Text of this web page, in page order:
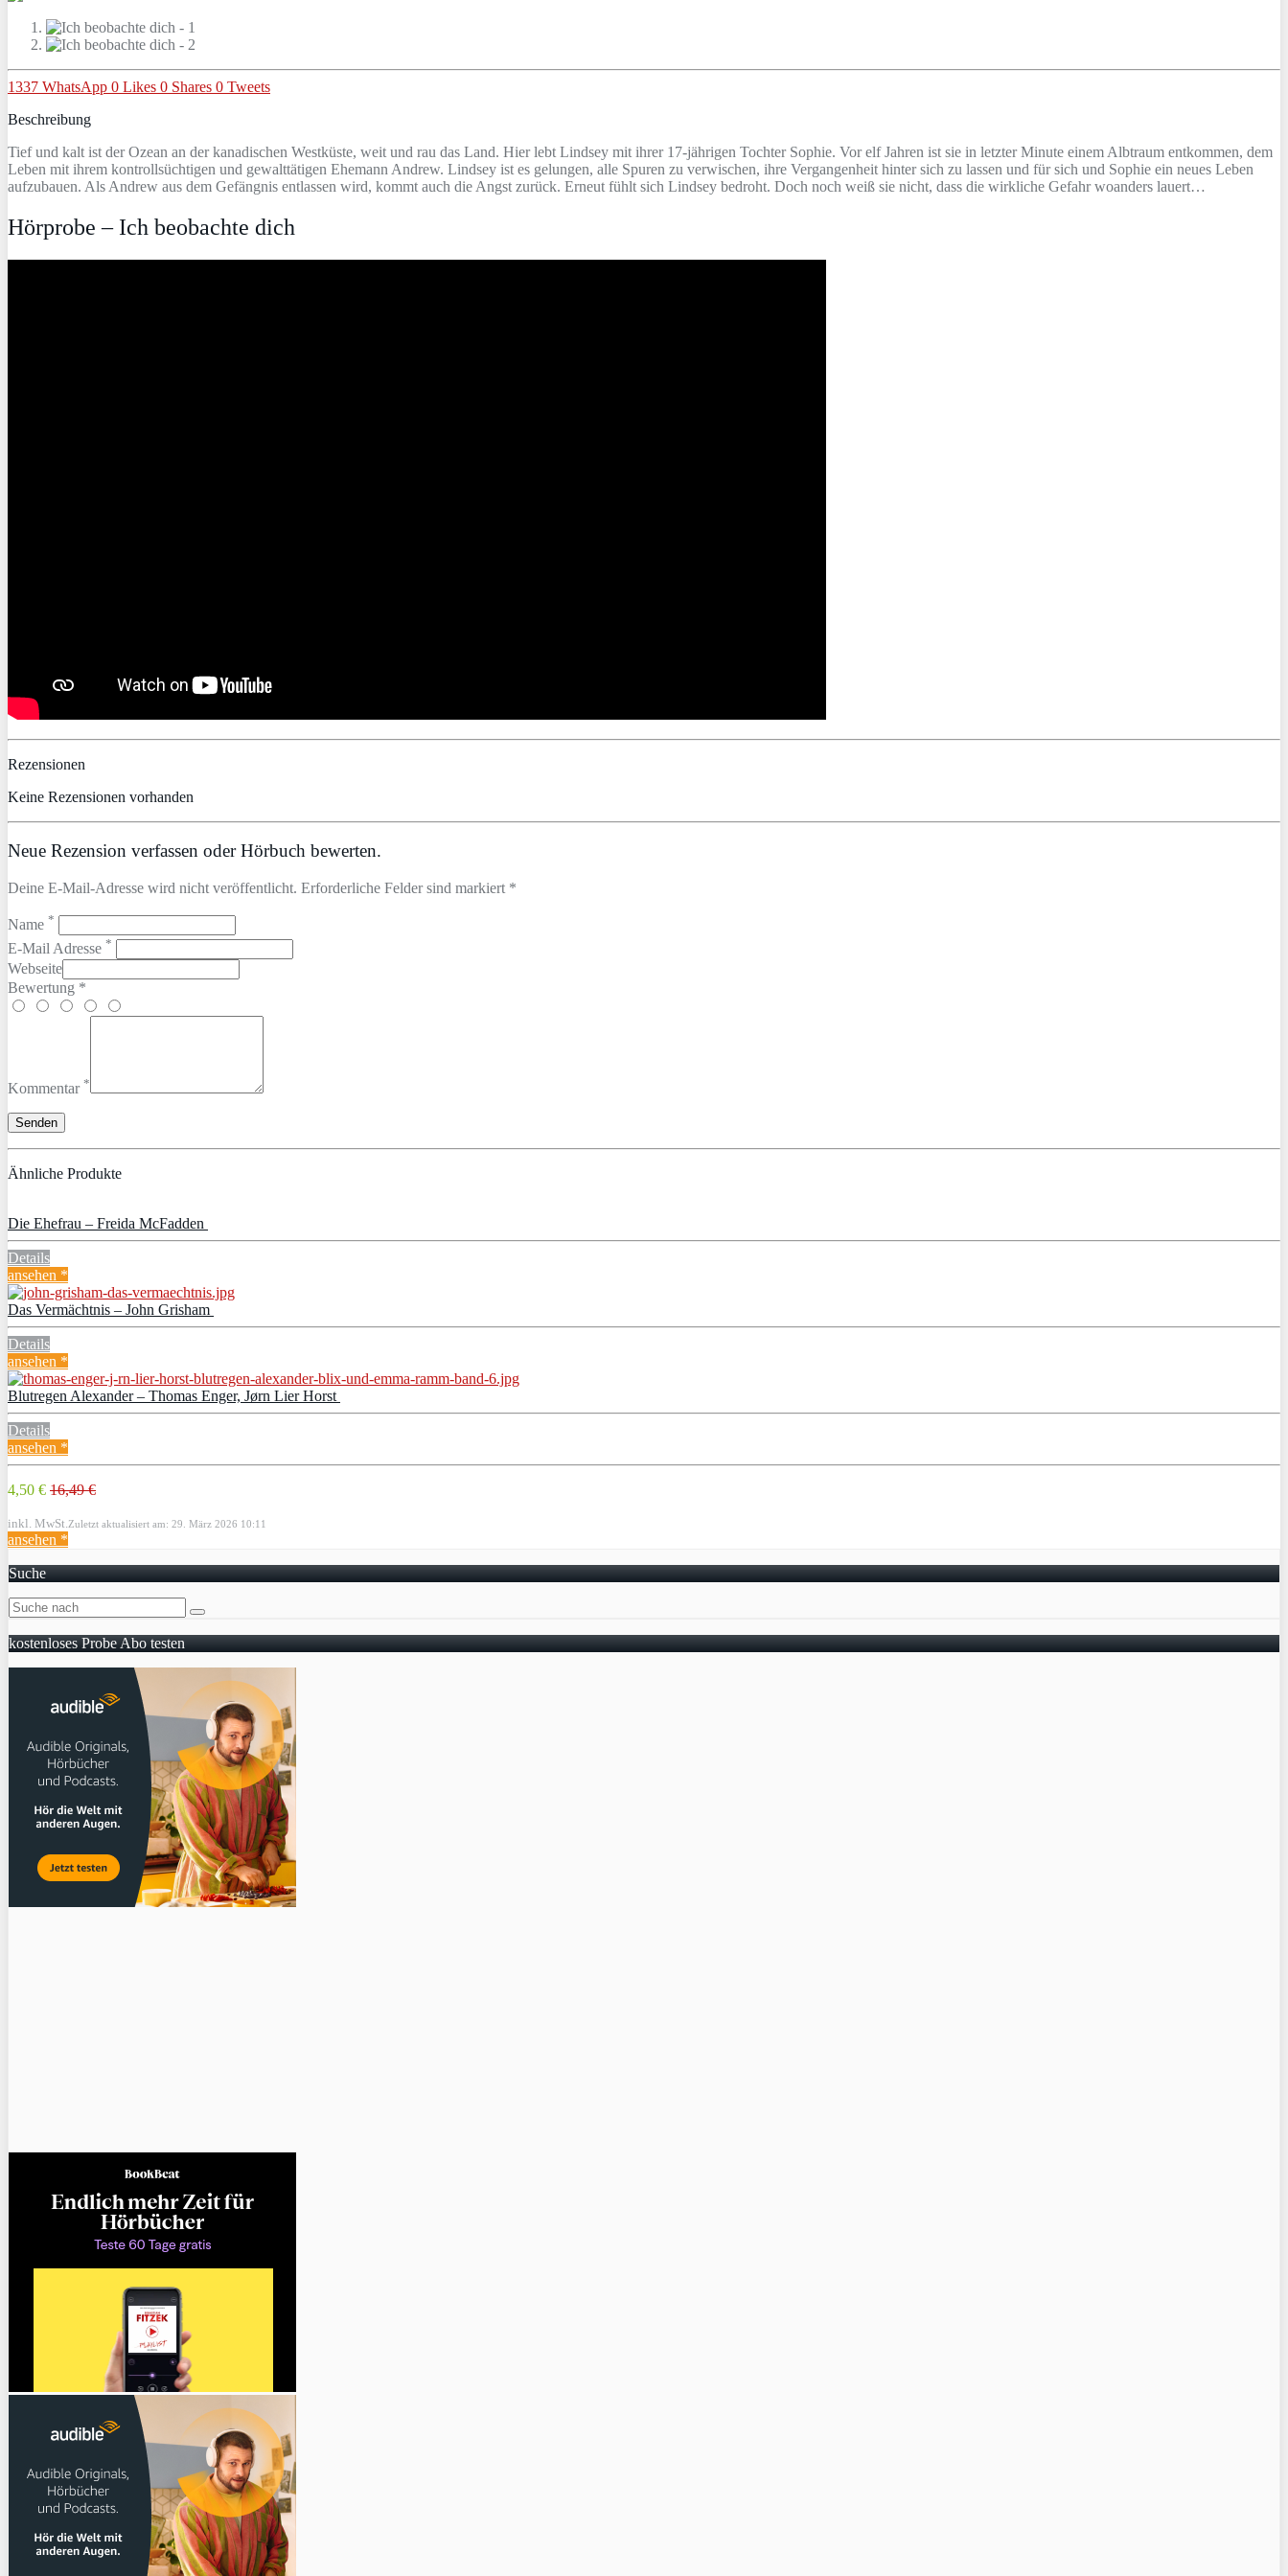
1337 WhatsApp 0 Likes 0 Shares 0 Tweets
Beschreibung
Tief und kalt ist der Ozean an der kanadischen Westküste, weit und rau das Land. Hier lebt Lindsey mit ihrer 17-jährigen Tochter Sophie. Vor elf Jahren ist sie in letzter Minute einem Albtraum entkommen, dem
Leben mit ihrem kontrollsüchtigen und gewalttätigen Ehemann Andrew. Lindsey ist es gelungen, alle Spuren zu verwischen, ihre Vergangenheit hinter sich zu lassen und für sich und Sophie ein neues Leben
aufzubauen. Als Andrew aus dem Gefängnis entlassen wird, kommt auch die Angst zurück. Erneut fühlt sich Lindsey bedroht. Doch noch weiß sie nicht, dass die wirkliche Gefahr woanders lauert…
Hörprobe – Ich beobachte dich
Rezensionen
Keine Rezensionen vorhanden
Neue Rezension verfassen oder Hörbuch bewerten.
Deine E-Mail-Adresse wird nicht veröffentlicht. Erforderliche Felder sind markiert *
Name *
E-Mail Adresse *
Webseite
Bewertung *
Kommentar *
Ähnliche Produkte
Die Ehefrau – Freida McFadden
Details
ansehen *
Das Vermächtnis – John Grisham
Details
ansehen *
Blutregen Alexander – Thomas Enger, Jørn Lier Horst
Details
ansehen *
4,50 € 16,49 €
inkl. MwSt. Zuletzt aktualisiert am: 29. März 2026 10:11
ansehen *
Suche
kostenloses Probe Abo testen